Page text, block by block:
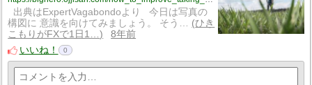
出典はExpertVagabondoより 今日は写真の
構図に 意識を向けてみましょう。 そう…
ひき
こもりがFXで1日1…
8年前
いいね！
0